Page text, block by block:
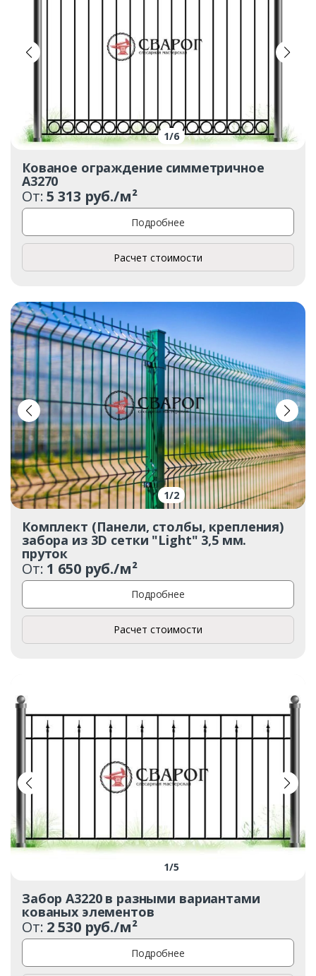
1/6
Кованое ограждение симметричное
А3270
От:5 313 руб./м²
Подробнее
Расчет стоимости
1/2
Комплект (Панели, столбы, крепления)
забора из 3D сетки "Light" 3,5 мм.
пруток
От: 1 650 руб./м²
Подробнее
Расчет стоимости
1/5
Забор А3220 в разными вариантами
кованых элементов
От: 2 530 руб./м²
Подробнее